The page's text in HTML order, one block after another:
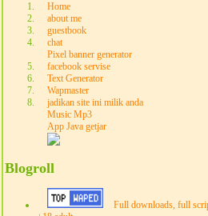
Home
about me
guestbook
chat
Pixel banner generator
facebook servise
Text Generator
Wapmaster
jadikan site ini milik anda
Music Mp3
App Java getjar
Blogroll
Full downloads, full